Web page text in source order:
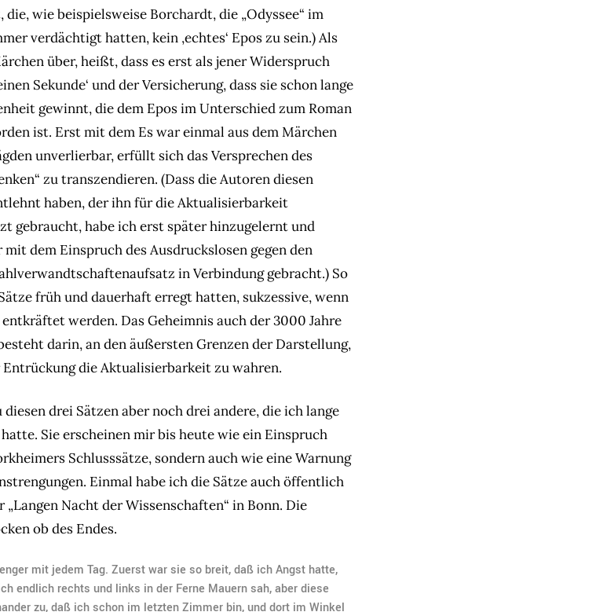
wie beispielsweise Borchardt, die „Odyssee“ im
verdächtigt hatten, kein ‚echtes‘ Epos zu sein.) Als
über, heißt, dass es erst als jener Widerspruch
Sekunde‘ und der Versicherung, dass sie schon lange
gewinnt, die dem Epos im Unterschied zum Roman
ist. Erst mit dem Es war einmal aus dem Märchen
unverlierbar, erfüllt sich das Versprechen des
zu transzendieren. (Dass die Autoren diesen
haben, der ihn für die Aktualisierbarkeit
gebraucht, habe ich erst später hinzugelernt und
dem Einspruch des Ausdruckslosen gegen den
in Verbindung gebracht.) So
früh und dauerhaft erregt hatten, sukzessive, wenn
werden. Das Geheimnis auch der 3000 Jahre
darin, an den äußersten Grenzen der Darstellung,
die Aktualisierbarkeit zu wahren.
drei Sätzen aber noch drei andere, die ich lange
Sie erscheinen mir bis heute wie ein Einspruch
Schlusssätze, sondern auch wie eine Warnung
Einmal habe ich die Sätze auch öffentlich
„Langen Nacht der Wissenschaften“ in Bonn. Die
ob des Endes.
mit jedem Tag. Zuerst war sie so breit, daß ich Angst hatte,
endlich rechts und links in der Ferne Mauern sah, aber diese
zu, daß ich schon im letzten Zimmer bin, und dort im Winkel